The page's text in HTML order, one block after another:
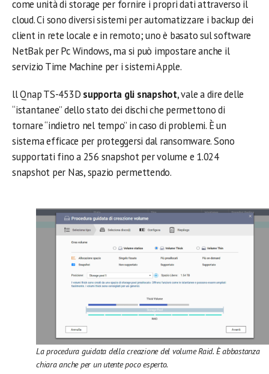
come unità di storage per fornire i propri dati attraverso il
cloud. Ci sono diversi sistemi per automatizzare i backup dei
client in rete locale e in remoto; uno è basato sul software
NetBak per Pc Windows, ma si può impostare anche il
servizio Time Machine per i sistemi Apple.
ll Qnap TS-453D supporta gli snapshot, vale a dire delle
“istantanee” dello stato dei dischi che permettono di
tornare “indietro nel tempo” in caso di problemi. È un
sistema efficace per proteggersi dal ransomware. Sono
supportati fino a 256 snapshot per volume e 1.024
snapshot per Nas, spazio permettendo.
La procedura guidata della creazione del volume Raid. È abbastanza
chiara anche per un utente poco esperto.